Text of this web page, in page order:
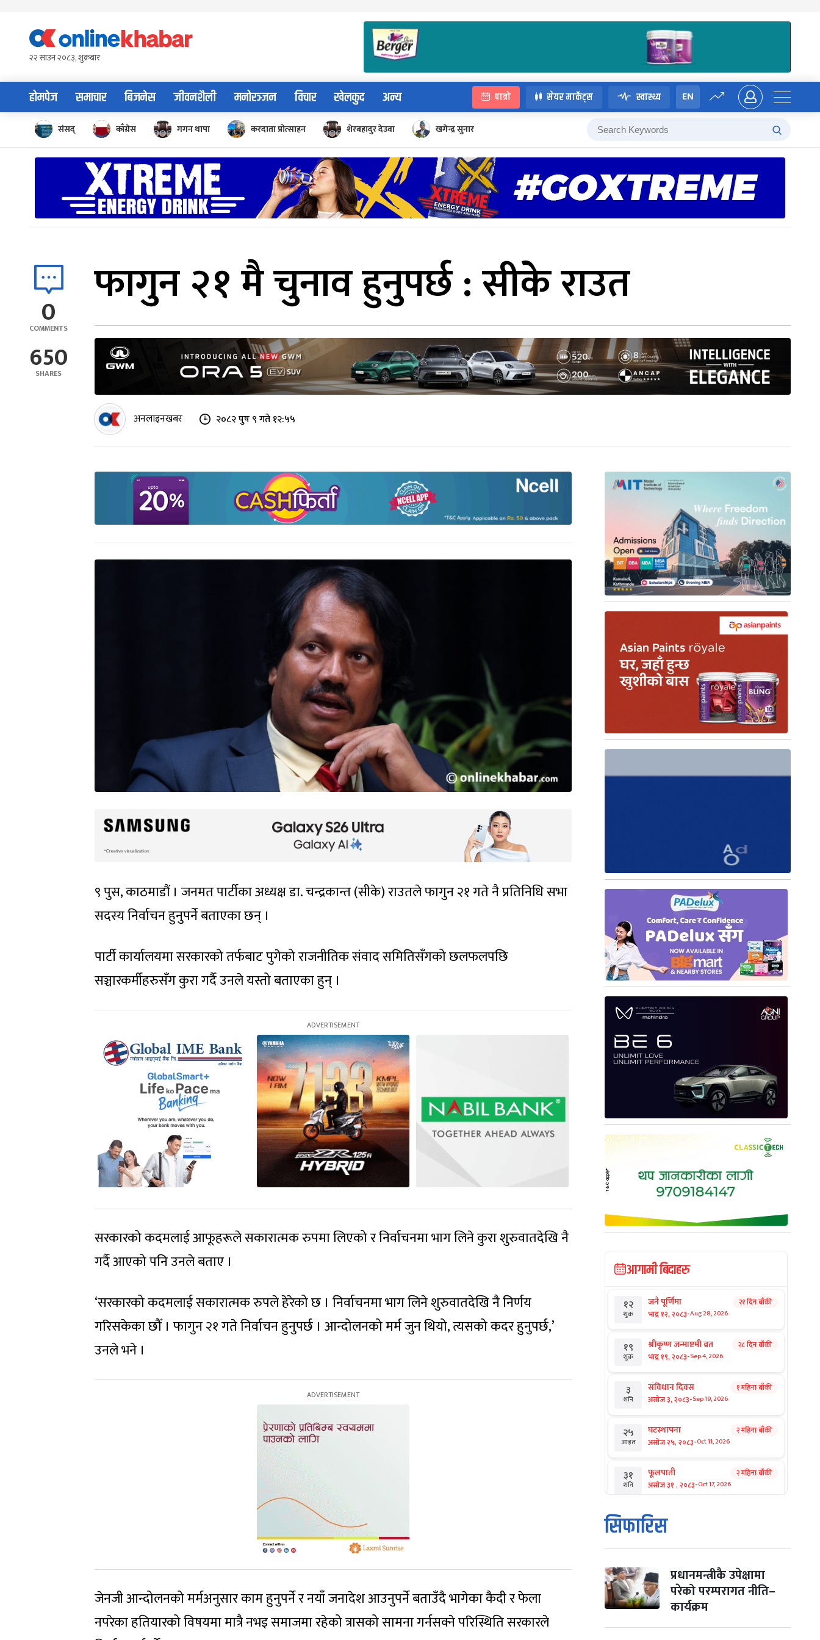
content२२ साउन २०८३, शुक्रबार
होमपेज समाचार बिजनेस जीवनशैली मनोरञ्जन विचार खेलकुद अन्य पात्रो सेयर मार्केट्स स्वास्थ्य EN
संसद् काँग्रेस गगन थापा करदाता प्रोत्साहन शेरबहादुर देउवा खगेन्द्र सुनार
0
COMMENTS
650
SHARES
फागुन २१ मै चुनाव हुनुपर्छ : सीके राउत
अनलाइनखबर २०८२ पुष ९ गते १२:५५
९ पुस, काठमाडौं । जनमत पार्टीका अध्यक्ष डा. चन्द्रकान्त (सीके) राउतले फागुन २१ गते नै प्रतिनिधि सभा
सदस्य निर्वाचन हुनुपर्ने बताएका छन् ।
पार्टी कार्यालयमा सरकारको तर्फबाट पुगेको राजनीतिक संवाद समितिसँगको छलफलपछि
सञ्चारकर्मीहरुसँग कुरा गर्दै उनले यस्तो बताएका हुन् ।
सरकारको कदमलाई आफूहरूले सकारात्मक रुपमा लिएको र निर्वाचनमा भाग लिने कुरा शुरुवातदेखि नै
गर्दै आएको पनि उनले बताए ।
‘सरकारको कदमलाई सकारात्मक रुपले हेरेको छ । निर्वाचनमा भाग लिने शुरुवातदेखि नै निर्णय
गरिसकेका छौँ । फागुन २१ गते निर्वाचन हुनुपर्छ । आन्दोलनको मर्म जुन थियो, त्यसको कदर हुनुपर्छ,’
उनले भने ।
जेनजी आन्दोलनको मर्मअनुसार काम हुनुपर्ने र नयाँ जनादेश आउनुपर्ने बताउँदै भागेका कैदी र फेला
नपरेका हतियारको विषयमा मात्रै नभइ समाजमा रहेको त्रासको सामना गर्नसक्ने परिस्थिति सरकारले
आगामी बिदाहरु
१२
शुक्र
जनै पूर्णिमा
भाद्र १२, २०८३-Aug 28, 2026
२१ दिन बाँकी
१९
शुक्र
श्रीकृष्ण जन्माष्टमी व्रत
भाद्र १९, २०८३-Sep 4, 2026
२८ दिन बाँकी
३
शनि
संविधान दिवस
असोज ३, २०८३-Sep 19, 2026
१ महिना बाँकी
२५
आइत
घटस्थापना
असोज २५, २०८३-Oct 11, 2026
२ महिना बाँकी
३१
शनि
फूलपाती
असोज ३१ , २०८३-Oct 17, 2026
२ महिना बाँकी
१
आइत
कार्तिक सङ्क्रान्ति
कार्तिक १, २०८३
मंगल कार्तिक ३, २०८३-Oct 20, 2026
४ विजयादशमी
कार्तिक ४, २०८३-Oct 21, 2026
सिफारिस
प्रधानमन्त्रीकै उपेक्षामा
परेको परम्परागत नीति–
कार्यक्रम